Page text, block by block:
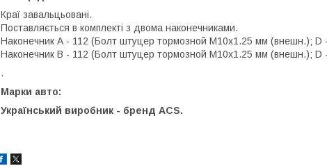
Краї завальцьовані.
Поставляється в комплекті з двома наконечниками.
Наконечник А - 112 (Болт штуцер тормозной М10х1.25 мм (внешн.); D
Наконечник В - 112 (Болт штуцер тормозной М10х1.25 мм (внешн.); D
.
Марки авто:
Український виробник - бренд ACS.